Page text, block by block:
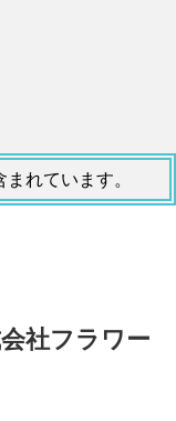
れています。
社フラワー